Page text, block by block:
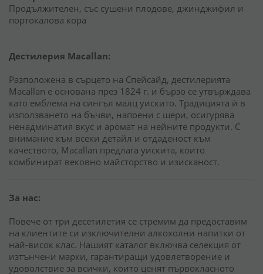
Продължителен, със сушени плодове, джинджифил и
портокалова кора
Дестилерия Macallan:
Разположена в сърцето на Спейсайд, дестилерията
Macallan е основана през 1824 г. и бързо се утвърждава
като емблема на сингъл малц уискито. Традицията ѝ в
използването на бъчви, напоени с шери, осигурява
ненадминатия вкус и аромат на нейните продукти. С
внимание към всеки детайл и отдаденост към
качеството, Macallan предлага уискита, които
комбинират вековно майсторство и изисканост.
За нас:
Повече от три десетилетия се стремим да предоставим
на клиентите си изключителни алкохолни напитки от
най-висок клас. Нашият каталог включва селекция от
изтънчени марки, гарантиращи удовлетворение и
удоволствие за всички, които ценят първокласното